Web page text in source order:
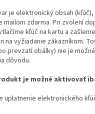
je elektronický obsah
mailom zdarma. Pri zvolení
kľúč na kartu a
na vyžiadanie zákazníkom.
prevzatí obálky) nie je
dôvodu.
je možné aktivovať
uplatnenie elektronického